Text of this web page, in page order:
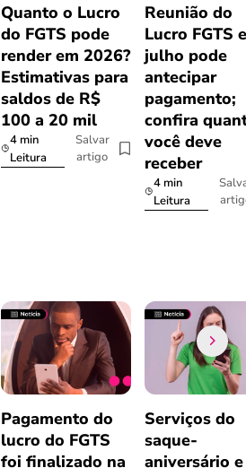
Quanto o Lucro
do FGTS pode
render em 2026?
Estimativas para
saldos de R$
100 a 20 mil
4 min
Leitura
Salvar
artigo
Reunião do
Lucro FGTS
julho pode
antecipar
pagamento;
confira
você deve
receber
4 min
Leitura
Pagamento do
lucro do FGTS
foi finalizado na
Serviços do
saque-
aniversário e